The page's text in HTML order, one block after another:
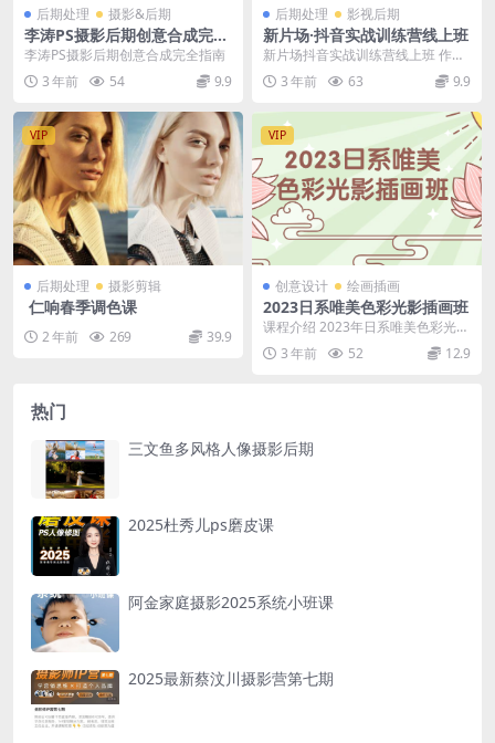
后期处理 摄影&后期
李涛PS摄影后期创意合成完全
指南
李涛PS摄影后期创意合成完全指南
3 年前
54 9.9
后期处理 影视后期
新片场·抖音实战训练营线上班
新片场抖音实战训练营线上班 作者
: 游戏资源大魔王 ...
3 年前 63 9.9
VIP
后期处理 摄影剪辑
仁响春季调色课
2 年前 269 39.9
VIP
创意设计 绘画插画
2023日系唯美色彩光影插画班
课程介绍 2023年日系唯美色彩光影
插画班，致力于教授唯美的插画技
巧。课程包括学...
3 年前 52 12.9
热门
三文鱼多风格人像摄影后期
2025杜秀儿ps磨皮课
阿金家庭摄影2025系统小班课
2025最新蔡汶川摄影营第七期